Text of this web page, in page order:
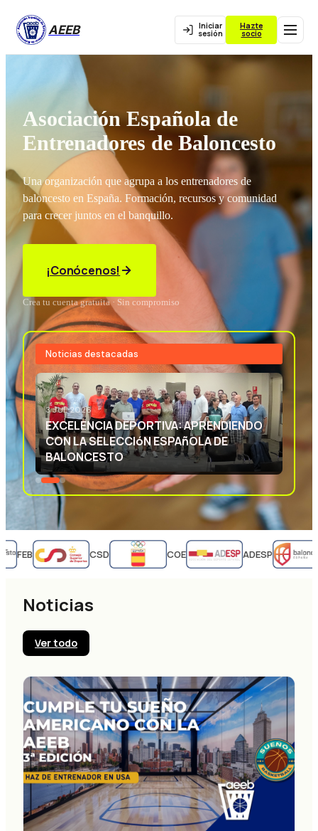
AEEB Iniciar
sesión
Hazte
socio
Asociación Española de
Entrenadores de Baloncesto
Una organización que agrupa a los entrenadores de
baloncesto en España. Formación, recursos y comunidad
para crecer juntos en el banquillo.
¡Conócenos!
Crea tu cuenta gratuita · Sin compromiso
Noticias destacadas
3 JUL 2026
EXCELENCIA DEPORTIVA: APRENDIENDO
CON LA SELECCIóN ESPAñOLA DE
BALONCESTO
FEB CSD COE ADESP
Noticias
Ver todo